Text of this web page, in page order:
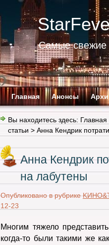
Самые свежие
Главная Анонсы
Вы находитесь здесь: Главная
статьи > Анна Кендрик
Анна Кендрик
на лабутены
Опубликовано в рубрике
12-23
Многим тяжело
когда-то были такими же